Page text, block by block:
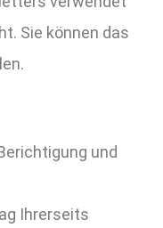
Sie können das
und
Ihrerseits